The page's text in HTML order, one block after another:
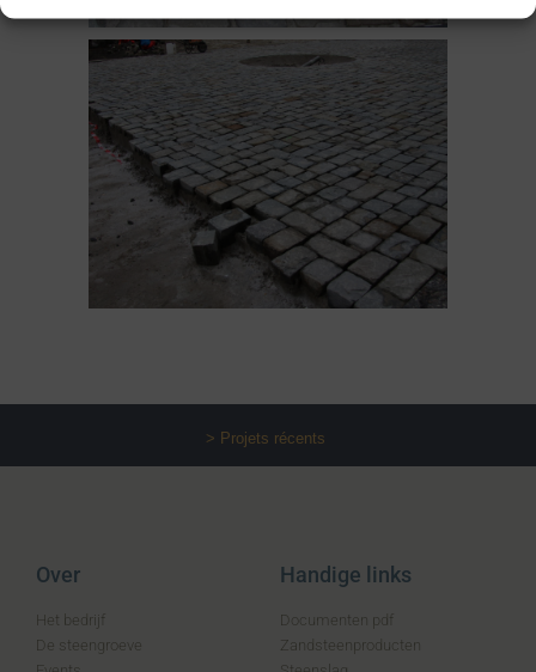
> Projets récents
Over
Het bedrijf
De steengroeve
Handige links
Documenten pdf
Zandsteenproducten